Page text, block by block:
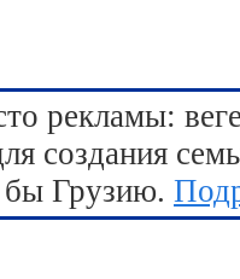
рекламы:
создания
бы Грузию.